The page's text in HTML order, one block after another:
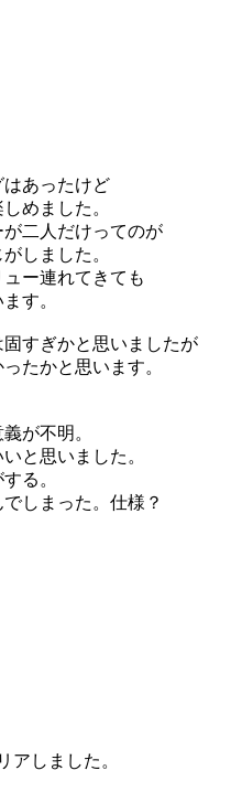
はあったけど
めました。
二人だけってのが
しました。
ー連れてきても
す。
すぎかと思いましたが
たかと思います。
が不明。
と思いました。
る。
しまった。仕様？
アしました。